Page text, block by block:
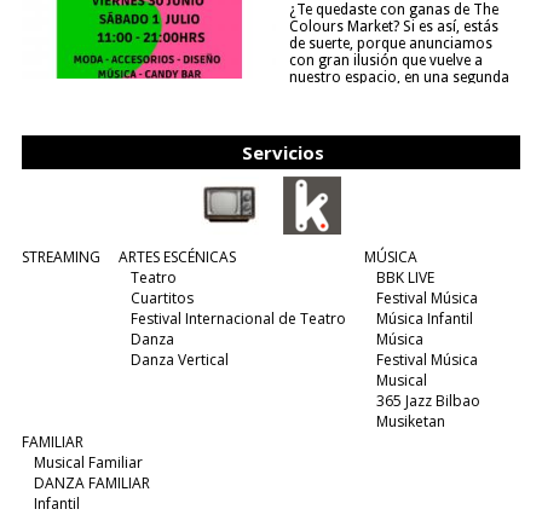
¿Te quedaste con ganas de The
Colours Market? Si es así, estás
de suerte, porque anunciamos
con gran ilusión que vuelve a
nuestro espacio, en una segunda
Servicios
STREAMING
ARTES ESCÉNICAS
Teatro
Cuartitos
Festival Internacional de Teatro
Danza
Danza Vertical
MÚSICA
BBK LIVE
Festival Música
Música Infantil
Música
Festival Música
Musical
365 Jazz Bilbao
Musiketan
FAMILIAR
Musical Familiar
DANZA FAMILIAR
Infantil